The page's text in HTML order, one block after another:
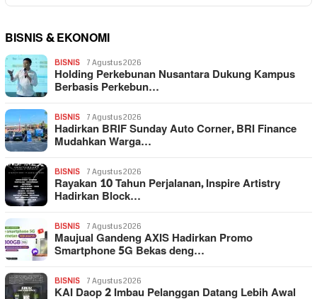
BISNIS & EKONOMI
BISNIS 7 Agustus 2026
Holding Perkebunan Nusantara Dukung Kampus
Berbasis Perkebun…
BISNIS 7 Agustus 2026
Hadirkan BRIF Sunday Auto Corner, BRI Finance
Mudahkan Warga…
BISNIS 7 Agustus 2026
Rayakan 10 Tahun Perjalanan, Inspire Artistry
Hadirkan Block…
BISNIS 7 Agustus 2026
Maujual Gandeng AXIS Hadirkan Promo
Smartphone 5G Bekas deng…
BISNIS 7 Agustus 2026
KAI Daop 2 Imbau Pelanggan Datang Lebih Awal